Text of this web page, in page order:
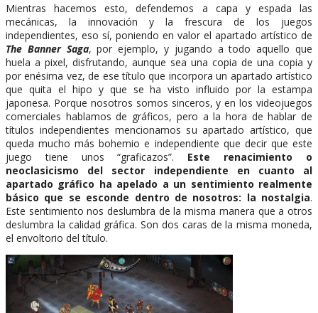
Mientras hacemos esto, defendemos a capa y espada las
mecánicas, la innovación y la frescura de los juegos
independientes, eso sí, poniendo en valor el apartado artístico de
The Banner Saga, por ejemplo, y jugando a todo aquello que
huela a pixel, disfrutando, aunque sea una copia de una copia y
por enésima vez, de ese título que incorpora un apartado artístico
que quita el hipo y que se ha visto influido por la estampa
japonesa. Porque nosotros somos sinceros, y en los videojuegos
comerciales hablamos de gráficos, pero a la hora de hablar de
títulos independientes mencionamos su apartado artístico, que
queda mucho más bohemio e independiente que decir que este
juego tiene unos “graficazos”. Este renacimiento o
neoclasicismo del sector independiente en cuanto al
apartado gráfico ha apelado a un sentimiento realmente
básico que se esconde dentro de nosotros: la nostalgia.
Este sentimiento nos deslumbra de la misma manera que a otros
deslumbra la calidad gráfica. Son dos caras de la misma moneda,
el envoltorio del título.